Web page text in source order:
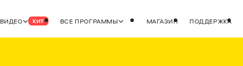
ВИДЕО ХИТ ВСЕ ПРОГРАММЫ МАГАЗИН ПОДДЕРЖКА